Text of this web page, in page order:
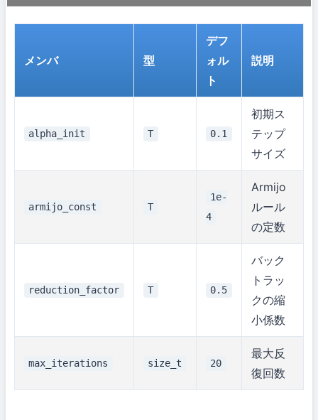
メンバ 型
デフ
ォル
ト
説明
alpha_init T 0.1
初期ス
テップ
サイズ
armijo_const T
1e-
4
Armijo
ルール
の定数
reduction_factor T 0.5
バック
トラッ
クの縮
小係数
max_iterations size_t 20
最大反
復回数